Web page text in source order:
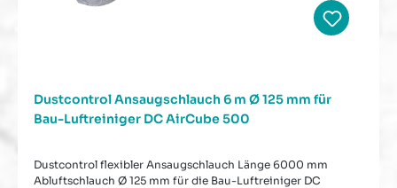
Dustcontrol Ansaugschlauch 6 m Ø 125 mm für
Bau-Luftreiniger DC AirCube 500
Dustcontrol flexibler Ansaugschlauch Länge 6000 mm
Abluftschlauch Ø 125 mm für die Bau-Luftreiniger DC